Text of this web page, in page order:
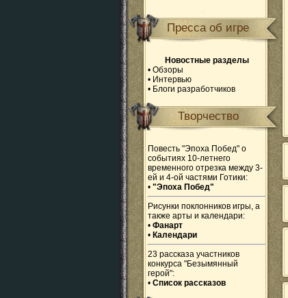
Пресса об игре
Новостные разделы
• Обзоры
• Интервью
• Блоги разработчиков
Творчество
Повесть "Эпоха Побед" о
событиях 10-летнего
временного отрезка между 3-
ей и 4-ой частями Готики:
• "Эпоха Побед"
Рисунки поклонников игры, а
также арты и календари:
• Фанарт
• Календари
23 рассказа участников
конкурса "Безымянный
герой":
• Список рассказов